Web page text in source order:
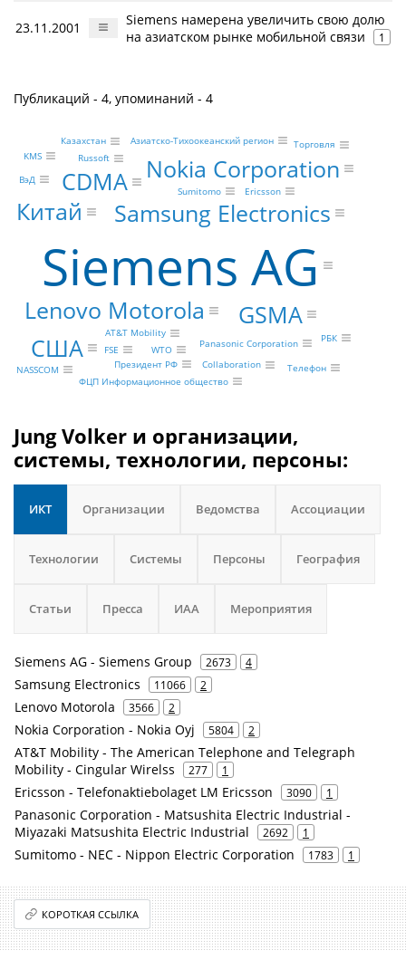
23.11.2001
Siemens намерена увеличить свою долю
на азиатском рынке мобильной связи
1
Публикаций - 4, упоминаний - 4
Siemens AG
Samsung Electronics
Lenovo Motorola
Nokia Corporation
GSMA
CDMA
Китай
США AT&T Mobility
Ericsson
Panasonic Corporation
Sumitomo
FSE
Президент РФ
WTO
NASSCOM
Russoft
Collaboration
KMS
Телефон
Торговля
Азиатско-Тихоокеанский регион
Казахстан
ФЦП Информационное общество
ВэД
РБК
Jung Volker и организации,
системы, технологии, персоны:
ИКТ Организации Ведомства Ассоциации
Технологии Системы Персоны География
Статьи Пресса ИАА Мероприятия
Siemens AG - Siemens Group 2673 4
Samsung Electronics 11066 2
Lenovo Motorola 3566 2
Nokia Corporation - Nokia Oyj 5804 2
AT&T Mobility - The American Telephone and Telegraph
Mobility - Cingular Wirelss
277 1
Ericsson - Telefonaktiebolaget LM Ericsson 3090 1
Panasonic Corporation - Matsushita Electric Industrial -
Miyazaki Matsushita Electric Industrial
2692 1
Sumitomo - NEC - Nippon Electric Corporation 1783 1
КОРОТКАЯ ССЫЛКА